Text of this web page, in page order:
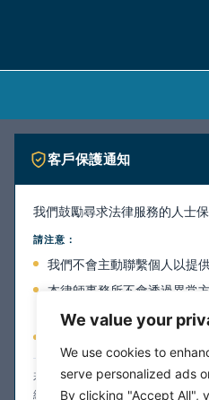
We value your
We use cookies to
serve personalized ads
By clicking "Accept All",
客戶保護通知
我們鼓勵尋求法律服務的人士
請注意：
我們不會主動聯繫個人以提
本律師事務所不會透過異常
付款。
若您收到任何疑似來自本所的通訊
網站上的聯絡資訊直接與我們聯繫以